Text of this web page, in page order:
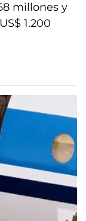
millones y
1.200